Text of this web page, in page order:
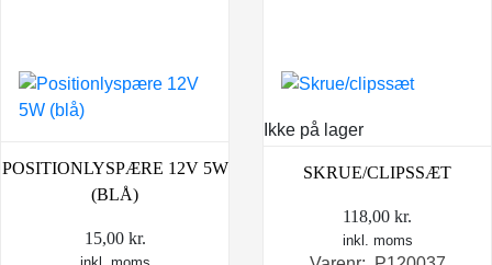
POSITIONLYSPÆRE 12V 5W
(BLÅ)
15,00 kr.
Ikke på lager
SKRUE/CLIPSSÆT
118,00 kr.
inkl. moms